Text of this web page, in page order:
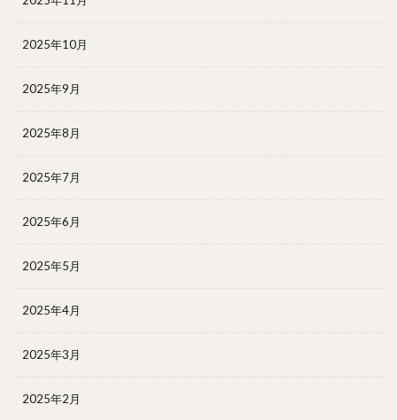
2025年10月
2025年9月
2025年8月
2025年7月
2025年6月
2025年5月
2025年4月
2025年3月
2025年2月